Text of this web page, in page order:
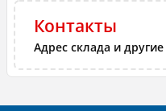
Контакты
Адрес склада и